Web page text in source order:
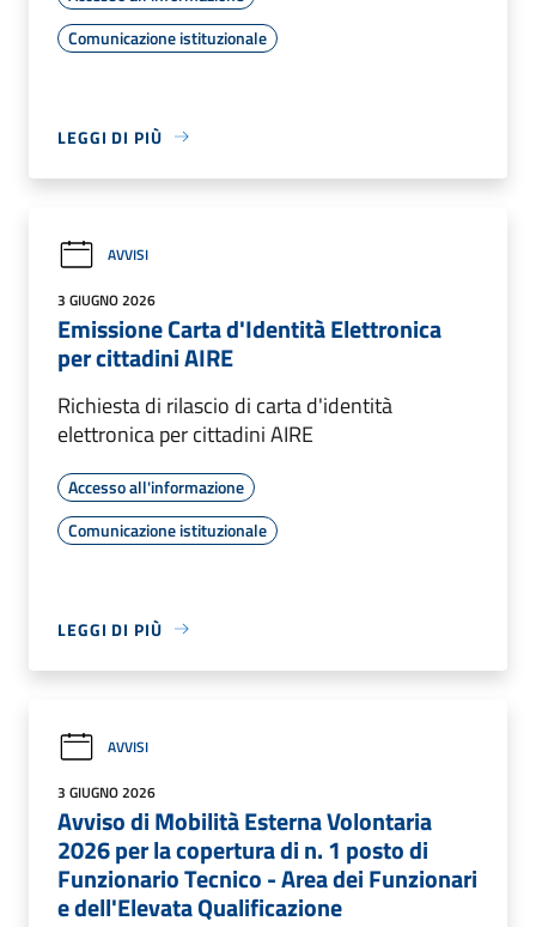
Comunicazione istituzionale
LEGGI DI PIÙ
AVVISI
3 GIUGNO 2026
Emissione Carta d'Identità Elettronica
per cittadini AIRE
Richiesta di rilascio di carta d'identità
elettronica per cittadini AIRE
Accesso all'informazione
Comunicazione istituzionale
LEGGI DI PIÙ
AVVISI
3 GIUGNO 2026
Avviso di Mobilità Esterna Volontaria
2026 per la copertura di n. 1 posto di
Funzionario Tecnico - Area dei Funzionari
e dell'Elevata Qualificazione